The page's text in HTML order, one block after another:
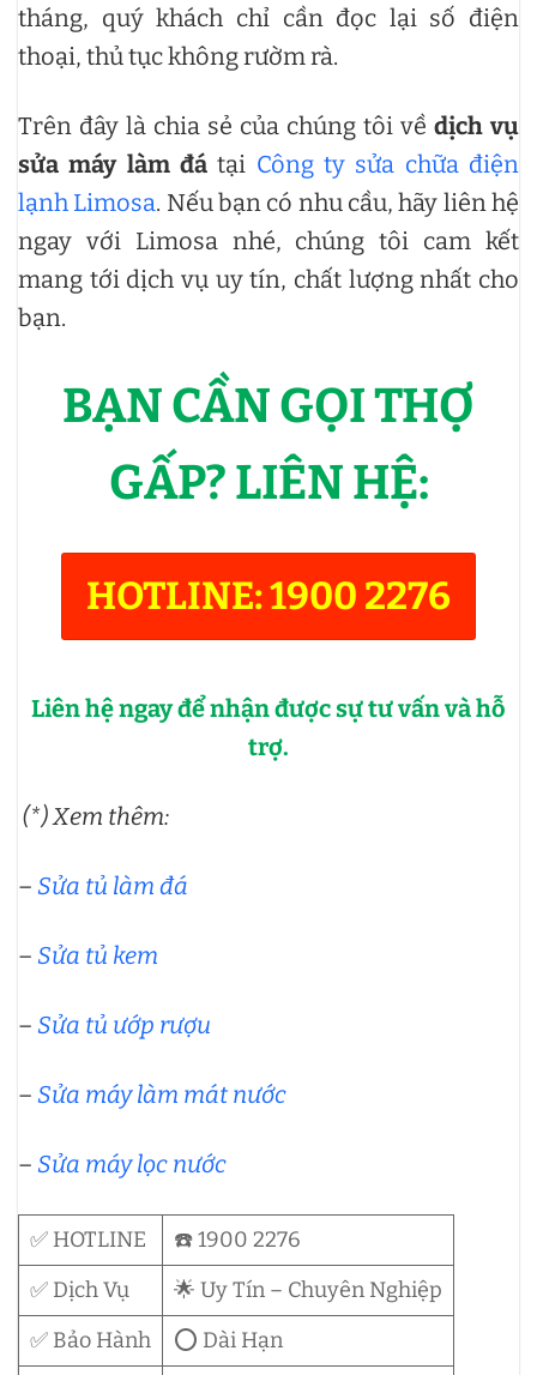
tháng, quý khách chỉ cần đọc lại số điện
thoại, thủ tục không rườm rà.
Trên đây là chia sẻ của chúng tôi về dịch vụ
sửa máy làm đá tại Công ty sửa chữa điện
lạnh Limosa. Nếu bạn có nhu cầu, hãy liên hệ
ngay với Limosa nhé, chúng tôi cam kết
mang tới dịch vụ uy tín, chất lượng nhất cho
bạn.
BẠN CẦN GỌI THỢ
GẤP? LIÊN HỆ:
HOTLINE: 1900 2276
Liên hệ ngay để nhận được sự tư vấn và hỗ
trợ.
(*) Xem thêm:
– Sửa tủ làm đá
– Sửa tủ kem
– Sửa tủ ướp rượu
– Sửa máy làm mát nước
– Sửa máy lọc nước
✅ HOTLINE
☎️ 1900 2276
✅ Dịch Vụ
🌟 Uy Tín – Chuyên Nghiệp
✅ Bảo Hành
⭕ Dài Hạn